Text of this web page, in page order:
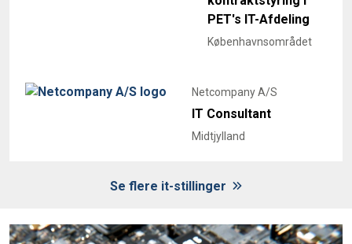
PET's IT-Afdeling
Københavnsområdet
Netcompany A/S
IT Consultant
Midtjylland
Se flere it-stillinger